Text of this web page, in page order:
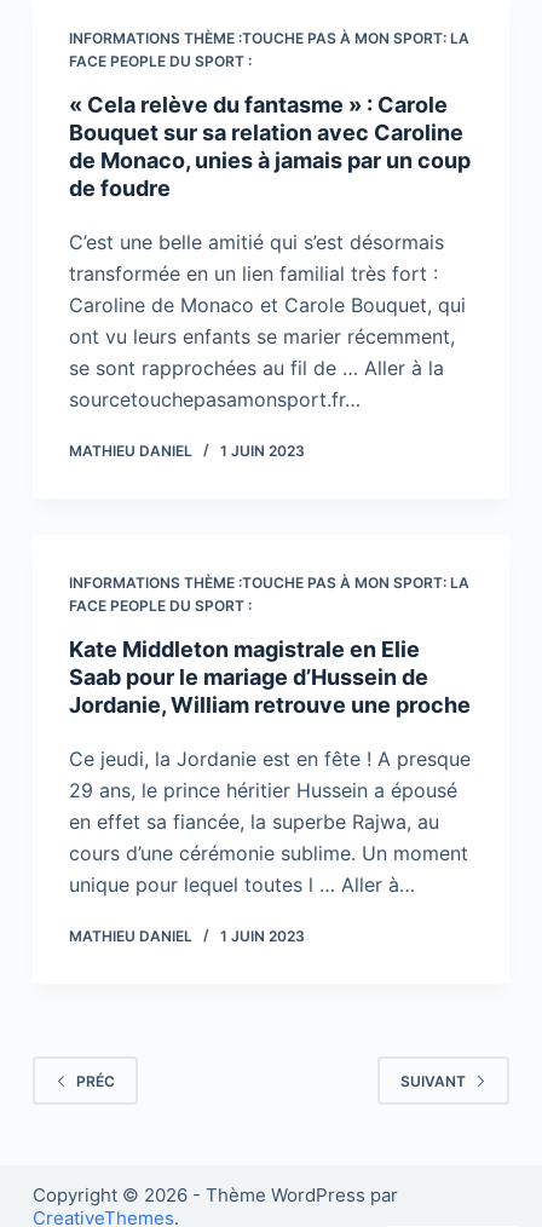
INFORMATIONS THÈME :TOUCHE PAS À MON SPORT: LA
FACE PEOPLE DU SPORT :
« Cela relève du fantasme » : Carole
Bouquet sur sa relation avec Caroline
de Monaco, unies à jamais par un coup
de foudre
C’est une belle amitié qui s’est désormais
transformée en un lien familial très fort :
Caroline de Monaco et Carole Bouquet, qui
ont vu leurs enfants se marier récemment,
se sont rapprochées au fil de … Aller à la
sourcetouchepasamonsport.fr…
MATHIEU DANIEL 1 JUIN 2023
INFORMATIONS THÈME :TOUCHE PAS À MON SPORT: LA
FACE PEOPLE DU SPORT :
Kate Middleton magistrale en Elie
Saab pour le mariage d’Hussein de
Jordanie, William retrouve une proche
Ce jeudi, la Jordanie est en fête ! A presque
29 ans, le prince héritier Hussein a épousé
en effet sa fiancée, la superbe Rajwa, au
cours d’une cérémonie sublime. Un moment
unique pour lequel toutes l … Aller à…
MATHIEU DANIEL 1 JUIN 2023
PRÉC SUIVANT
Copyright © 2026 - Thème WordPress par
CreativeThemes.